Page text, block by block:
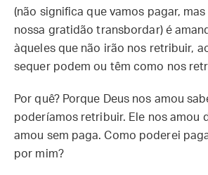
(não significa que vamos pagar,
nossa gratidão transbordar) é
àqueles que não irão nos retribuir,
sequer podem ou têm como nos
Por quê? Porque Deus nos amou
poderíamos retribuir. Ele nos amou
amou sem paga. Como poderei
por mim?